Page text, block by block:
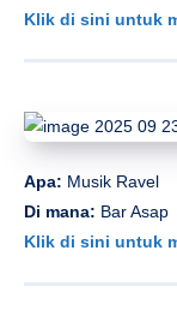
Klik di sini untuk
Apa: Musik Ravel
Di mana: Bar Asap
Klik di sini untuk